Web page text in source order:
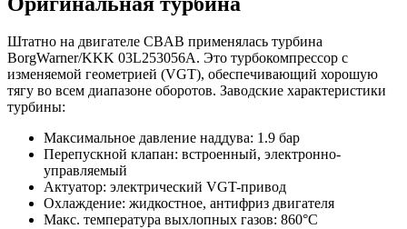
Штатно на двигателе CBAB применялась турбина
BorgWarner/KKK 03L253056A. Это турбокомпрессор с
изменяемой геометрией (VGT), обеспечивающий хорошую
тягу во всем диапазоне оборотов. Заводские характеристики
турбины:
Максимальное давление наддува: 1.9 бар
Перепускной клапан: встроенный, электронно-
управляемый
Актуатор: электрический VGT-привод
Охлаждение: жидкостное, антифриз двигателя
Макс. температура выхлопных газов: 860°C